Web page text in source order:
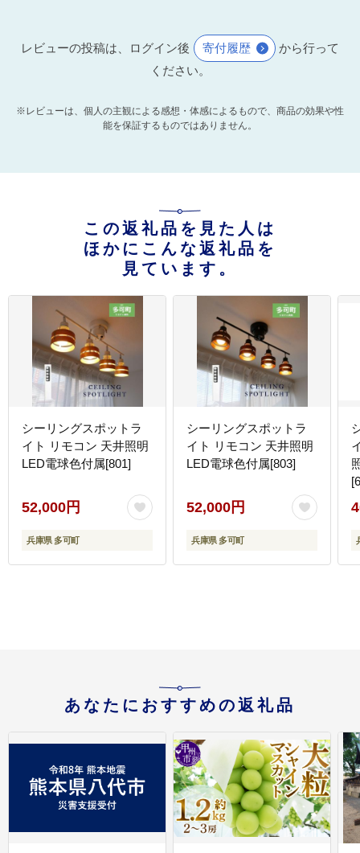
レビューの投稿は、ログイン後 寄付履歴
から行って
ください。
※レビューは、個人の主観による感想・体感によるもので、商品の効果や性
能を保証するものではありません。
この返礼品を見た人は
ほかにこんな返礼品を
見ています。
シーリングスポットラ
イト リモコン 天井照明
LED電球色付属[801]
52,000円
兵庫県 多可町
シーリングスポットラ
イト リモコン 天井照明
LED電球色付属[803]
52,000円
兵庫県 多可町
あなたにおすすめの返礼品